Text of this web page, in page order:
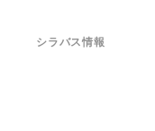
シラバス情報